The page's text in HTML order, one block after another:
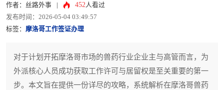
作者：丝路外事 452人看过
发布时间：2026-05-04 03:49:57
标签： 摩洛哥工作签证办理
对于计划开拓摩洛哥市场的兽药行业企业主与高管而言，为
外派核心人员成功获取工作许可与居留权是至关重要的第一
步。本文旨在提供一份详尽的攻略，系统解析在摩洛哥兽药